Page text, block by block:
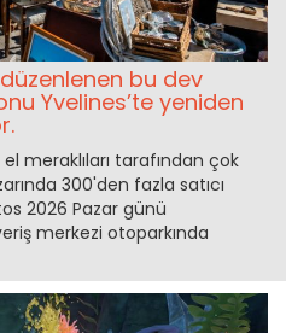
düzenlenen bu dev
Yvelines’te yeniden
meraklıları tarafından çok
300'den fazla satıcı
2026 Pazar günü
merkezi otoparkında